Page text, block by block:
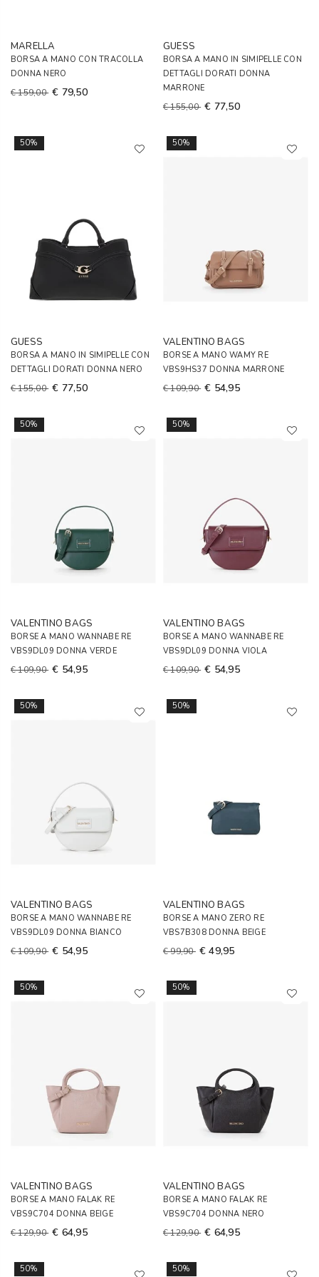
MARELLA
BORSA A MANO CON TRACOLLA
DONNA NERO
€ 159,00 € 79,50
GUESS
BORSA A MANO IN SIMIPELLE CON
DETTAGLI DORATI DONNA
MARRONE
€ 155,00 € 77,50
50%
GUESS
BORSA A MANO IN SIMIPELLE CON
DETTAGLI DORATI DONNA NERO
€ 155,00 € 77,50
50%
VALENTINO BAGS
BORSE A MANO WAMY RE
VBS9HS37 DONNA MARRONE
€ 109,90 € 54,95
50%
VALENTINO BAGS
BORSE A MANO WANNABE RE
VBS9DL09 DONNA VERDE
€ 109,90 € 54,95
50%
VALENTINO BAGS
BORSE A MANO WANNABE RE
VBS9DL09 DONNA VIOLA
€ 109,90 € 54,95
50%
VALENTINO BAGS
BORSE A MANO WANNABE RE
VBS9DL09 DONNA BIANCO
€ 109,90 € 54,95
50%
VALENTINO BAGS
BORSE A MANO ZERO RE
VBS7B308 DONNA BEIGE
€ 99,90 € 49,95
50%
VALENTINO BAGS
BORSE A MANO FALAK RE
VBS9C704 DONNA BEIGE
€ 129,90 € 64,95
50%
VALENTINO BAGS
BORSE A MANO FALAK RE
VBS9C704 DONNA NERO
€ 129,90 € 64,95
50% 50%